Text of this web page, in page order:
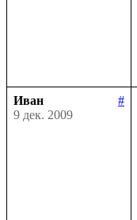
Иван
#
9 дек. 2009